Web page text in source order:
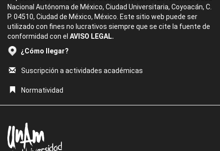
Nacional Autónoma de México, Ciudad Universitaria, Coyoacán, C.
P. 04510, Ciudad de México, México. Este sitio web puede ser
utilizado con fines no lucrativos siempre que se cite la fuente de
conformidad con el AVISO LEGAL.
¿Cómo llegar?
Suscripción a actividades académicas
Normatividad